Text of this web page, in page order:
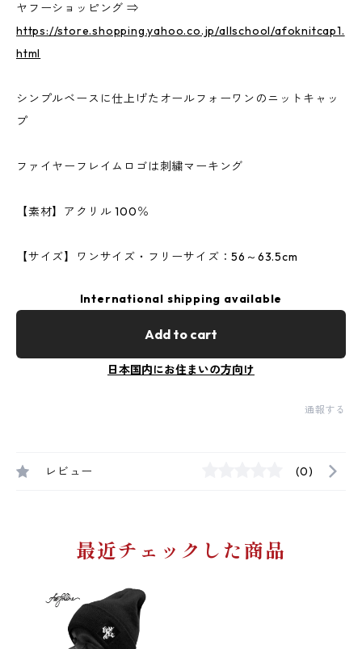
ヤフーショッピング ⇒
https://store.shopping.yahoo.co.jp/allschool/afoknitcap1.
html
シンプルベースに仕上げたオールフォーワンのニットキャッ
プ
ファイヤーフレイムロゴは刺繍マーキング
【素材】アクリル 100％
【サイズ】ワンサイズ・フリーサイズ：56～63.5cm
International shipping available
Add to cart
日本国内にお住まいの方向け
通報する
レビュー (0)
最近チェックした商品